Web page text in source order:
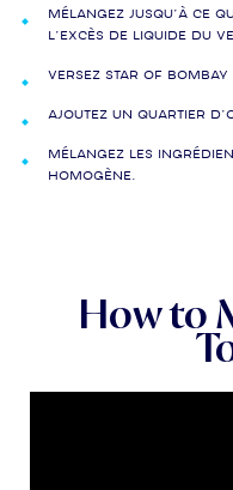
Mélangez jusqu’à ce
l’excès de liquide du
Versez Star of
Ajoutez un quartier
Mélangez les
homogène.
How to